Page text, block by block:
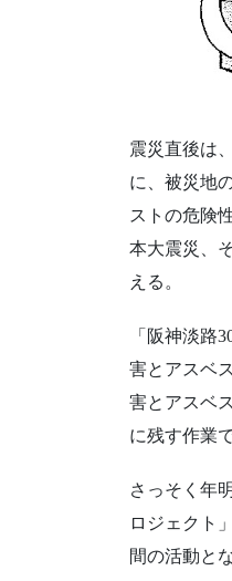
震災直後は
に、被災地
ストの危険
本大震災、
える。
「阪神淡路
害とアスベ
害とアスベ
に残す作業
さっそく年
ロジェクト
間の活動と